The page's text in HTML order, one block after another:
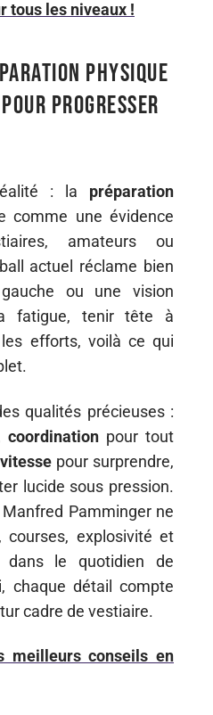
tous les niveaux !
physique
progresser
: la préparation
comme une évidence
amateurs ou
actuel réclame bien
ou une vision
fatigue, tenir tête à
les efforts, voilà ce qui
qualités précieuses :
coordinationpour tout
vitesse pour surprendre,
lucide sous pression.
Pamminger ne
courses, explosivité et
dans le quotidien de
chaque détail compte
cadre de vestiaire.
meilleurs conseils en